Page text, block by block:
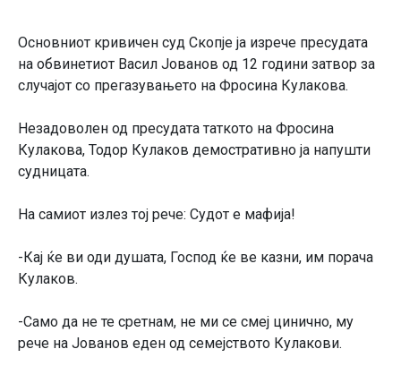
Основниот кривичен суд Скопје ja изрече пресудата
на обвинетиот Васил Јованов од 12 години затвор за
случајот со прегазувањето на Фросина Кулакова.
Незадоволен од пресудата таткото на Фросина
Кулакова, Тодор Кулаков демостративно ја напушти
судницата.
На самиот излез тој рече: Судот е мафија!
-Кај ќе ви оди душата, Господ ќе ве казни, им порача
Кулаков.
-Само да не те сретнам, не ми се смеј цинично, му
рече на Јованов еден од семејството Кулакови.